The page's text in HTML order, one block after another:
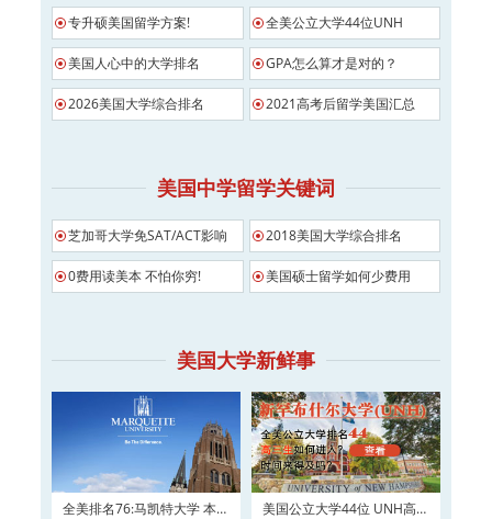
专升硕美国留学方案! 全美公立大学44位UNH
美国人心中的大学排名 GPA怎么算才是对的？
2026美国大学综合排名 2021高考后留学美国汇总
美国中学留学关键词
芝加哥大学免SAT/ACT影响 2018美国大学综合排名
0费用读美本 不怕你穷! 美国硕士留学如何少费用
美国大学新鲜事
全美排名76:马凯特大学 本科
美国公立大学44位 UNH高三